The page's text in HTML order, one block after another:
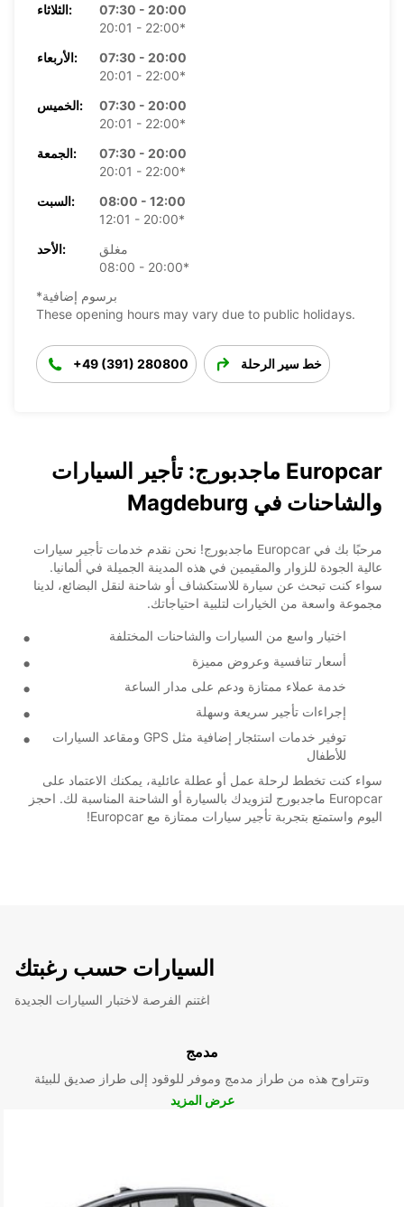
الثلاثاء:
07:30 - 20:00
20:01 - 22:00*
الأربعاء:
07:30 - 20:00
20:01 - 22:00*
الخميس:
07:30 - 20:00
20:01 - 22:00*
الجمعة:
07:30 - 20:00
20:01 - 22:00*
السبت:
08:00 - 12:00
12:01 - 20:00*
الأحد:
مغلق
08:00 - 20:00*
*برسوم إضافية
These opening hours may vary due to public holidays.
+49 (391) 280800 خط سير الرحلة
Europcar ماجدبورج: تأجير السيارات
والشاحنات في Magdeburg
مرحبًا بك في Europcar ماجدبورج! نحن نقدم خدمات تأجير سيارات
عالية الجودة للزوار والمقيمين في هذه المدينة الجميلة في ألمانيا.
سواء كنت تبحث عن سيارة للاستكشاف أو شاحنة لنقل البضائع، لدينا
مجموعة واسعة من الخيارات لتلبية احتياجاتك.
اختيار واسع من السيارات والشاحنات المختلفة
أسعار تنافسية وعروض مميزة
خدمة عملاء ممتازة ودعم على مدار الساعة
إجراءات تأجير سريعة وسهلة
توفير خدمات استئجار إضافية مثل GPS ومقاعد السيارات
للأطفال
سواء كنت تخطط لرحلة عمل أو عطلة عائلية، يمكنك الاعتماد على
Europcar ماجدبورج لتزويدك بالسيارة أو الشاحنة المناسبة لك. احجز
اليوم واستمتع بتجربة تأجير سيارات ممتازة مع Europcar!
السيارات حسب رغبتك
اغتنم الفرصة لاختبار السيارات الجديدة
مدمج
وتتراوح هذه من طراز مدمج وموفر للوقود إلى طراز صديق للبيئة
عرض المزيد